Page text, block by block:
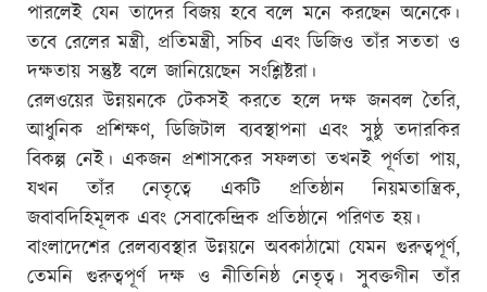
পারলেই যেন তাদের বিজয় হবে বলে মনে করছেন অনেকে।
তবে রেলের মন্ত্রী, প্রতিমন্ত্রী, সচিব এবং ডিজিও তাঁর সততা ও
দক্ষতায় সন্তুষ্ট বলে জানিয়েছেন সংশ্লিষ্টরা।
রেলওয়ের উন্নয়নকে টেকসই করতে হলে দক্ষ জনবল তৈরি,
আধুনিক প্রশিক্ষণ, ডিজিটাল ব্যবস্থাপনা এবং সুষ্ঠু তদারকির
বিকল্প নেই। একজন প্রশাসকের সফলতা তখনই পূর্ণতা পায়,
যখন তাঁর নেতৃত্বে একটি প্রতিষ্ঠান নিয়মতান্ত্রিক,
জবাবদিহিমূলক এবং সেবাকেন্দ্রিক প্রতিষ্ঠানে পরিণত হয়।
বাংলাদেশের রেলব্যবস্থার উন্নয়নে অবকাঠামো যেমন গুরুত্বপূর্ণ,
তেমনি গুরুত্বপূর্ণ দক্ষ ও নীতিনিষ্ঠ নেতৃত্ব। সুবক্তগীন তাঁর